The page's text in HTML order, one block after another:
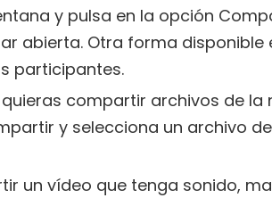
y pulsa en la opción
abierta. Otra forma disponible
participantes.
compartir archivos de la
y selecciona un archivo
un vídeo que tenga sonido,